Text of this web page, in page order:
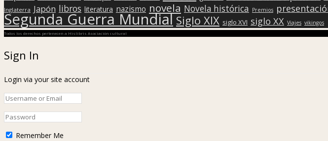
Inglaterra Japón libros literatura nazismo novela Novela histórica Premios
Segunda Guerra Mundial Siglo XIX siglo XVI siglo XX Viajes vikingos
Todos los derechos pertenecen a Hislibris Asociación cultural
Sign In
Login via your site account
Remember Me